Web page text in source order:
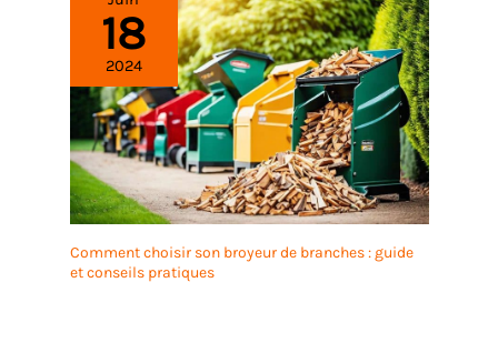
18
2024
Comment choisir son broyeur de branches : guide
et conseils pratiques